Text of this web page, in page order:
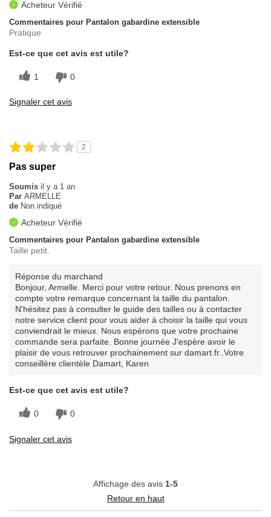
Acheteur Vérifié
Commentaires pour Pantalon gabardine extensible
Pratique
Est-ce que cet avis est utile?
1 0
Signaler cet avis
2
Pas super
Soumis il y a 1 an
Par ARMELLE
de Non indiqué
Acheteur Vérifié
Commentaires pour Pantalon gabardine extensible
Taille petit.
Réponse du marchand
Bonjour, Armelle. Merci pour votre retour. Nous prenons en
compte votre remarque concernant la taille du pantalon.
N'hésitez pas à consulter le guide des tailles ou à contacter
notre service client pour vous aider à choisir la taille qui vous
conviendrait le mieux. Nous espérons que votre prochaine
commande sera parfaite. Bonne journée J'espère avoir le
plaisir de vous retrouver prochainement sur damart.fr..Votre
conseillère clientèle Damart, Karen
Est-ce que cet avis est utile?
0 0
Signaler cet avis
Affichage des avis 1-5
Retour en haut